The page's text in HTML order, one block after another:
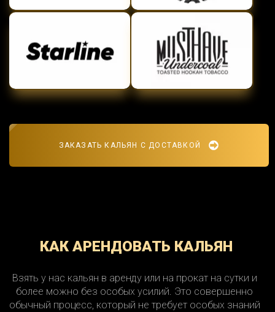
ЗАКАЗАТЬ КАЛЬЯН С ДОСТАВКОЙ
КАК АРЕНДОВАТЬ КАЛЬЯН
Взять у нас кальян в аренду или на прокат на сутки и
более можно без особых усилий. Это совершенно
обычный процесс, который не требует особых знаний